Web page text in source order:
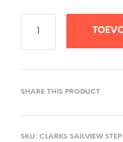
SHARE THIS PRODUCT
SKU: CLARKS SAILVIEW